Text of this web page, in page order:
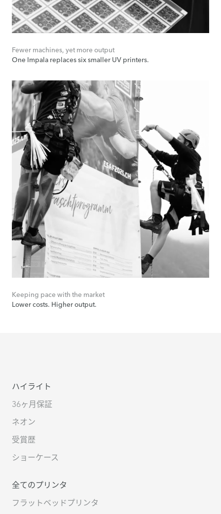
Fewer machines, yet more output
One Impala replaces six smaller UV printers.
Keeping pace with the market
Lower costs. Higher output.
ハイライト
36ヶ月保証
ネオン
受賞歴
ショーケース
全てのプリンタ
フラットベッドプリンタ